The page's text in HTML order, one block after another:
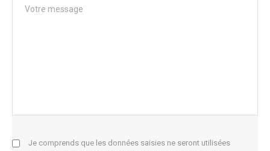
Je comprends que les données saisies ne seront utilisées